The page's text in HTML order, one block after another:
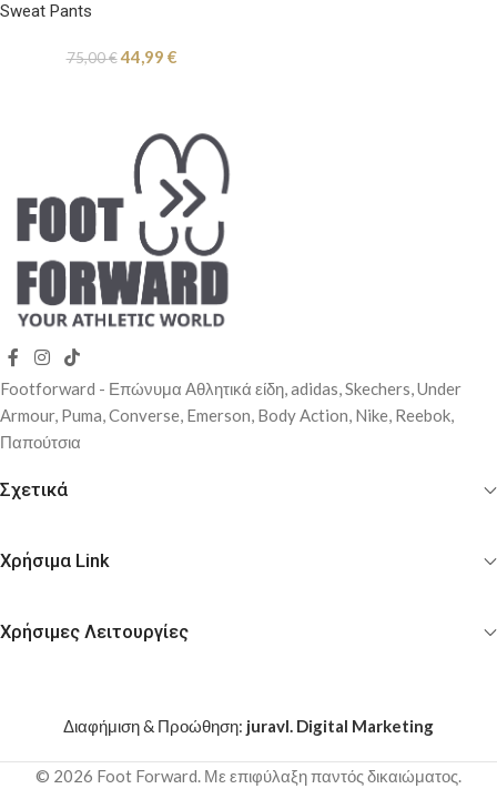
Sweat Pants
75,00€44,99 €
Footforward - Επώνυμα Αθλητικά είδη, adidas, Skechers, Under
Αrmour, Puma, Converse, Emerson, Body Action, Nike, Reebok,
Παπούτσια
Σχετικά
Χρήσιμα Link
Χρήσιμες Λειτουργίες
Διαφήμιση & Προώθηση: juravl. Digital Marketing
© 2026 Foot Forward. Με επιφύλαξη παντός δικαιώματος.